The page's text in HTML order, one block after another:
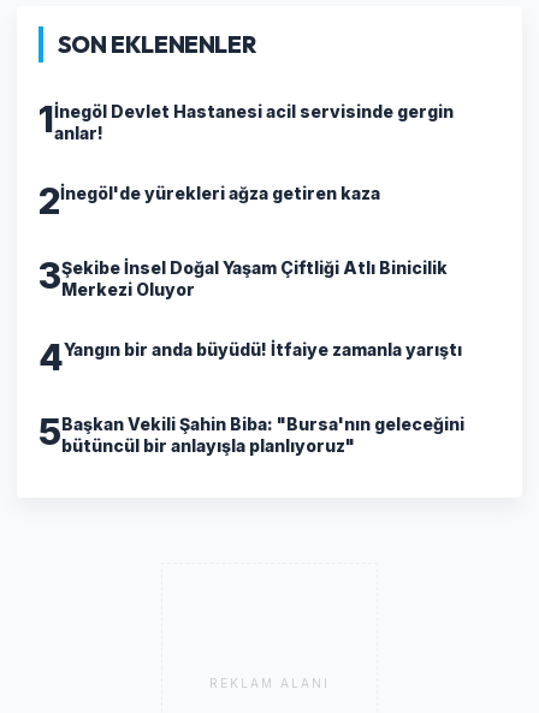
SON EKLENENLER
1İnegöl Devlet Hastanesi acil servisinde gergin
anlar!
2İnegöl'de yürekleri ağza getiren kaza
3Şekibe İnsel Doğal Yaşam Çiftliği Atlı Binicilik
Merkezi Oluyor
4Yangın bir anda büyüdü! İtfaiye zamanla yarıştı
5Başkan Vekili Şahin Biba: "Bursa'nın geleceğini
bütüncül bir anlayışla planlıyoruz"
REKLAM ALANI